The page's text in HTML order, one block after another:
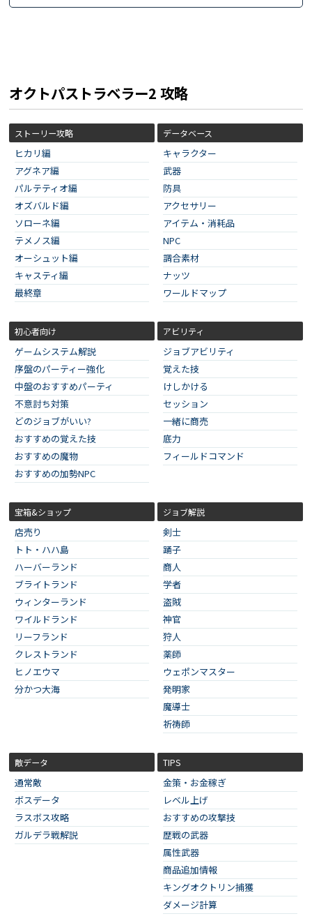
オクトパストラベラー2 攻略
ストーリー攻略
ヒカリ編
アグネア編
パルテティオ編
オズバルド編
ソローネ編
テメノス編
オーシュット編
キャスティ編
最終章
データベース
キャラクター
武器
防具
アクセサリー
アイテム・消耗品
NPC
調合素材
ナッツ
ワールドマップ
初心者向け
ゲームシステム解説
序盤のパーティー強化
中盤のおすすめパーティ
不意討ち対策
どのジョブがいい?
おすすめの覚えた技
おすすめの魔物
おすすめの加勢NPC
アビリティ
ジョブアビリティ
覚えた技
けしかける
セッション
一緒に商売
底力
フィールドコマンド
宝箱&ショップ
店売り
トト・ハハ島
ハーバーランド
ブライトランド
ウィンターランド
ワイルドランド
リーフランド
クレストランド
ヒノエウマ
分かつ大海
ジョブ解説
剣士
踊子
商人
学者
盗賊
神官
狩人
薬師
ウェポンマスター
発明家
魔導士
祈祷師
敵データ
通常敵
ボスデータ
ラスボス攻略
ガルデラ戦解説
TIPS
金策・お金稼ぎ
レベル上げ
おすすめの攻撃技
歴戦の武器
属性武器
商品追加情報
キングオクトリン捕獲
ダメージ計算